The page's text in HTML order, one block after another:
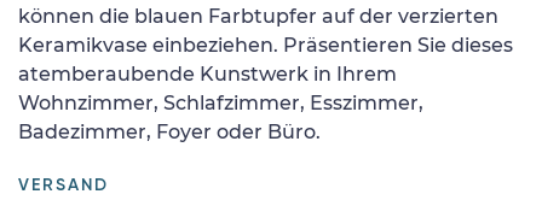
können die blauen Farbtupfer auf der verzierten
Keramikvase einbeziehen. Präsentieren Sie dieses
atemberaubende Kunstwerk in Ihrem
Wohnzimmer, Schlafzimmer, Esszimmer,
Badezimmer, Foyer oder Büro.
VERSAND